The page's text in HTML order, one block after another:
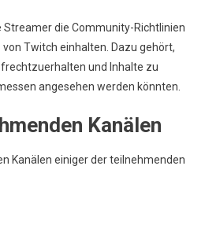
Streamer die Community-Richtlinien
Twitch einhalten. Dazu gehört,
und Inhalte zu
angesehen werden könnten.
Kanälen
Kanälen einiger der teilnehmenden